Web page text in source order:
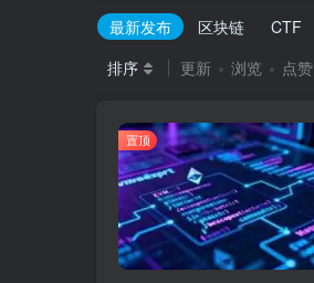
最新发布 区块链 CTF
排序
更新 浏览 点赞
置顶